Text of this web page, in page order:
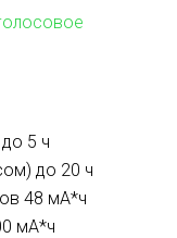
до 5 ч
до 20 ч
48 мА*ч
мА*ч